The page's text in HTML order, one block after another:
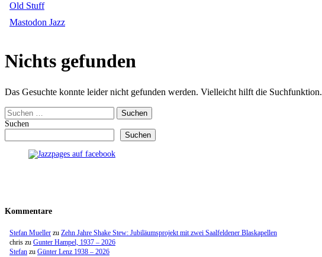
Old Stuff
Mastodon Jazz
Nichts gefunden
Das Gesuchte konnte leider nicht gefunden werden. Vielleicht hilft die Suchfunktion.
Suchen
nach:
Suchen
Suchen
Kommentare
Stefan Mueller zu Zehn Jahre Shake Stew: Jubiläumsprojekt mit zwei Saalfeldener Blaskapellen
chris zu Gunter Hampel, 1937 – 2026
Stefan zu Günter Lenz 1938 – 2026